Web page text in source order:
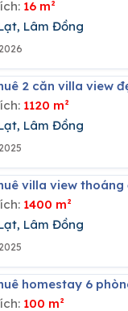
16 m²
Lâm Đồng
2 căn villa view
1120 m²
Lâm Đồng
villa view
1400 m²
Lâm Đồng
homestay 6
100 m²